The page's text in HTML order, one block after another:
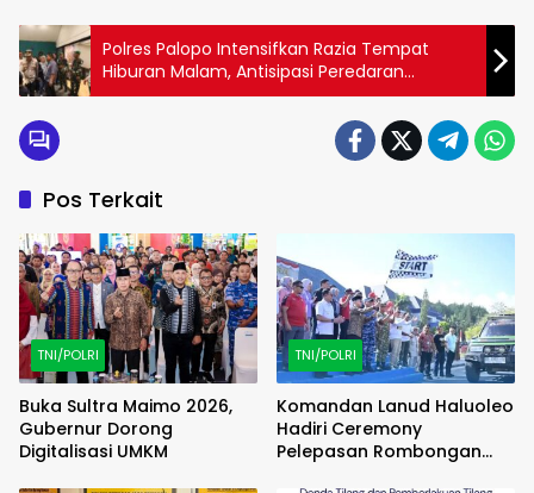
Polres Palopo Intensifkan Razia Tempat
Hiburan Malam, Antisipasi Peredaran
Narkoba
Pos Terkait
TNI/POLRI
Buka Sultra Maimo 2026,
Gubernur Dorong
Digitalisasi UMKM
TNI/POLRI
Komandan Lanud Haluoleo
Hadiri Ceremony
Pelepasan Rombongan